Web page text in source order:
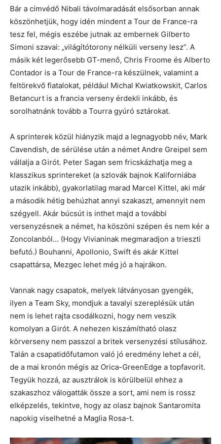
Bár a címvédő Nibali távolmaradását elsősorban annak
köszönhetjük, hogy idén mindent a Tour de France-ra
tesz fel, mégis eszébe jutnak az embernek Gilberto
Simoni szavai: „világítótorony nélküli verseny lesz”. A
másik két legerősebb GT-menő, Chris Froome és Alberto
Contador is a Tour de France-ra készülnek, valamint a
feltörekvő fiatalokat, például Michal Kwiatkowskit, Carlos
Betancurt is a francia verseny érdekli inkább, és
sorolhatnánk tovább a Tourra gyúró sztárokat.
A sprinterek közül hiányzik majd a legnagyobb név, Mark
Cavendish, de sérülése után a német Andre Greipel sem
vállalja a Girót. Peter Sagan sem fricskázhatja meg a
klasszikus sprintereket (a szlovák bajnok Kaliforniába
utazik inkább), gyakorlatilag marad Marcel Kittel, aki már
a második hétig behúzhat annyi szakaszt, amennyit nem
szégyell. Akár búcsút is inthet majd a további
versenyzésnek a német, ha köszöni szépen és nem kér a
Zoncolanból… (Hogy Vivianinak megmaradjon a trieszti
befutó.) Bouhanni, Apollonio, Swift és akár Kittel
csapattársa, Mezgec lehet még jó a hajrákon.
Vannak nagy csapatok, melyek látványosan gyengék,
ilyen a Team Sky, mondjuk a tavalyi szereplésük után
nem is lehet rajta csodálkozni, hogy nem veszik
komolyan a Girót. A nehezen kiszámítható olasz
körverseny nem passzol a britek versenyzési stílusához.
Talán a csapatidőfutamon való jó eredmény lehet a cél,
de a mai kronón mégis az Orica-GreenEdge a topfavorit.
Tegyük hozzá, az ausztrálok is körülbelül ehhez a
szakaszhoz válogatták össze a sort, ami nem is rossz
elképzelés, tekintve, hogy az olasz bajnok Santaromita
napokig viselhetné a Maglia Rosa-t.